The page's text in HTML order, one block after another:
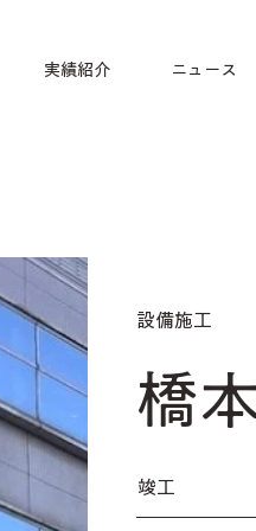
実績紹介 ニュース
設備施工
橋
​竣工